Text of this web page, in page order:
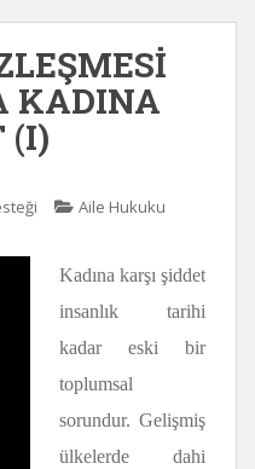
KADINA
(I)
Aile Hukuku
Kadına karşı şiddet
insanlık tarihi
kadar eski bir
toplumsal
sorundur. Gelişmiş
ülkelerde dahi